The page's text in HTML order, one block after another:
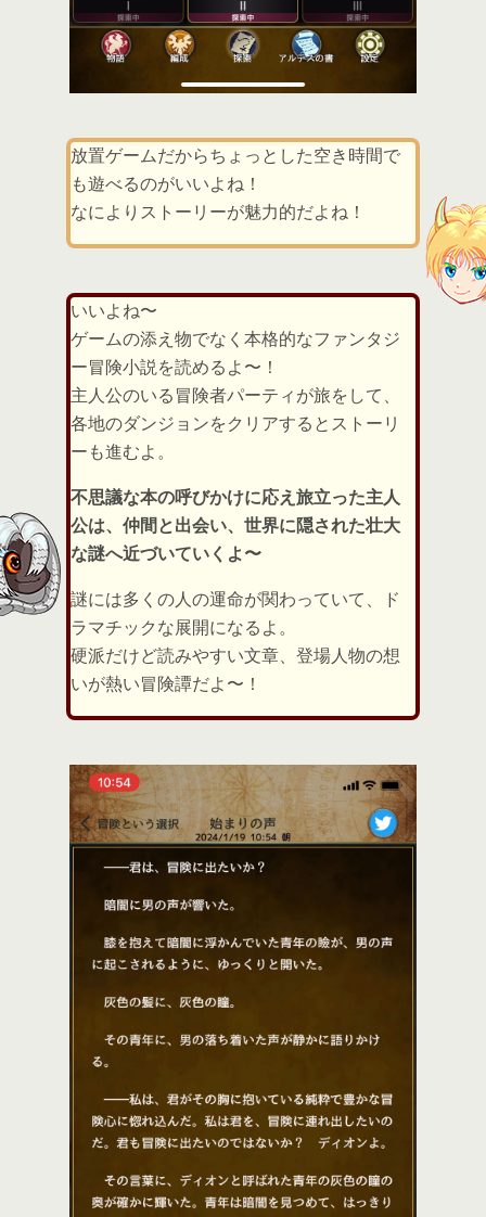
放置ゲームだからちょっとした空き時間で
も遊べるのがいいよね！
なによりストーリーが魅力的だよね！
いいよね〜
ゲームの添え物でなく本格的なファンタジ
ー冒険小説を読めるよ〜！
主人公のいる冒険者パーティが旅をして、
各地のダンジョンをクリアするとストーリ
ーも進むよ。
不思議な本の呼びかけに応え旅立った主人
公は、仲間と出会い、世界に隠された壮大
な謎へ近づいていくよ〜
謎には多くの人の運命が関わっていて、ド
ラマチックな展開になるよ。
硬派だけど読みやすい文章、登場人物の想
いが熱い冒険譚だよ〜！